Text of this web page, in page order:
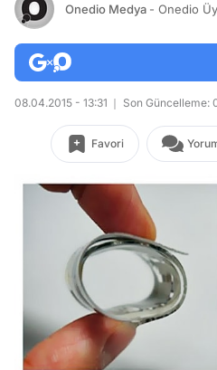
Onedio Medya - Onedio
08.04.2015 - 13:31 Son Güncelleme:
Favori